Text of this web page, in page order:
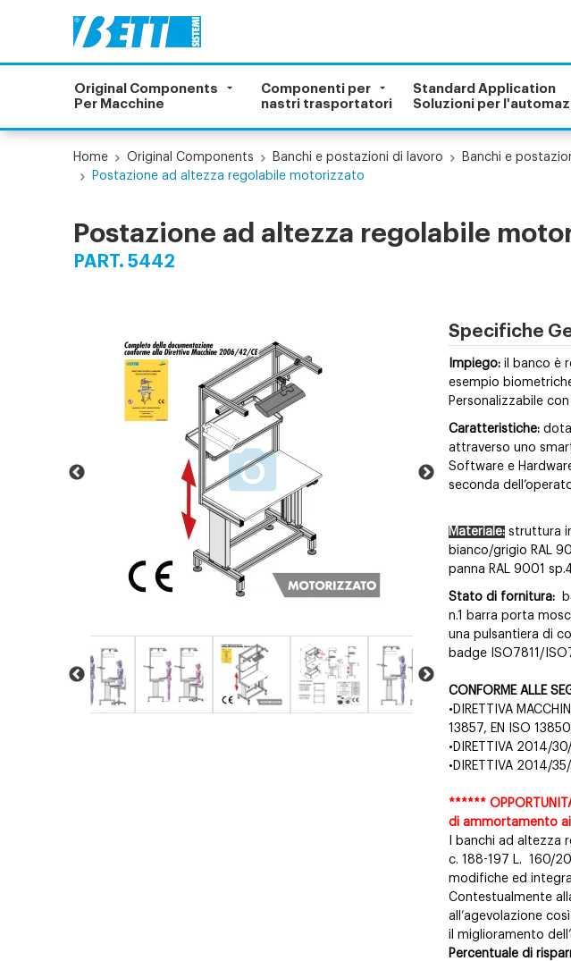
Original Components
Per Macchine
Componenti per
nastri trasportatori
Standard Application
Soluzioni per
Home Original Components Banchi e postazioni di lavoro Banchi e
Postazione ad altezza regolabile motorizzato
Postazione ad altezza regolabile
PART. 5442
Specifiche
Impiego: il banco è
esempio
Personalizzabile
Caratteristiche:
attraverso uno
Software e
seconda
Materiale: struttura
bianco/grigio RAL
panna RAL 9001
Stato di fornitura:
n.1 barra porta
una pulsantiera di
badge ISO7811/
CONFORME ALLE
•DIRETTIVA
13857, EN ISO
•DIRETTIVA 2014/
•DIRETTIVA 2014/
******
di ammortamento
I banchi ad altezza
c. 188-197 L.
160/
modifiche ed
Contestualmente
all’agevolazione
il miglioramento
Percentuale di